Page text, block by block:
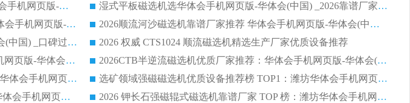
2026 市场主流磁选机靠谱品牌推荐 案例厂家华体会手机网页版-华体会(中国) 大众倾心之选
湿式平板磁选机选华体会手机网页版-华体会(中国) _2026靠谱厂家收获各地客户良好评价
2026 磁选机厂家推荐选购指南，实地走访参考华体会手机网页版-华体会(中国) 合作口碑表现
2026顺流河沙磁选机靠谱厂家推荐 华体会手机网页版-华体会(中国) 实力口碑精选
2026选强磁滚筒厂家就找华体会手机网页版-华体会(中国) _口碑过硬用料扎实_性价比优势突出
2026 权威 CTS1024 顺流磁选机精选生产厂家优质设备推荐
2026磁选机好的十大品牌生产厂家排名|华体会手机网页版-华体会(中国) 凭实力入磅
2026CTB半逆流磁选机优质厂家推荐：华体会手机网页版-华体会(中国) ，行业标杆生产厂家
权威湿式磁选机哪家好?2026 实测榜单出炉，潍坊华体会手机网页版-华体会(中国) 大厂实力领跑
选矿领域强磁磁选机优质设备推荐榜 TOP1：潍坊华体会手机网页版-华体会(中国) 凭实力出圈
青州磁选机 TOP 前十厂家|靠谱品牌怎么选?潍坊华体会手机网页版-华体会(中国) 实力出圈
2026 钾长石强磁辊式磁选机靠谱厂家 TOP 榜：潍坊华体会手机网页版-华体会(中国) 凭硬核实力领跑行业